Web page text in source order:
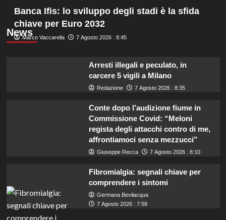
News
Banca Ifis: lo sviluppo degli stadi è la sfida
chiave per Euro 2032
Marco Vaccarella 7 Agosto 2026 : 8:45
Arresti illegali e peculato, in
carcere 5 vigili a Milano
Redazione 7 Agosto 2026 : 8:35
Conte dopo l’audizione fiume in
Commissione Covid: “Meloni
regista degli attacchi contro di me,
affrontiamoci senza mezzucci”
Giuseppe Recca 7 Agosto 2026 : 8:10
Fibromialgia: segnali chiave per
comprendere i sintomi
Germana Bevilacqua
7 Agosto 2026 : 7:58